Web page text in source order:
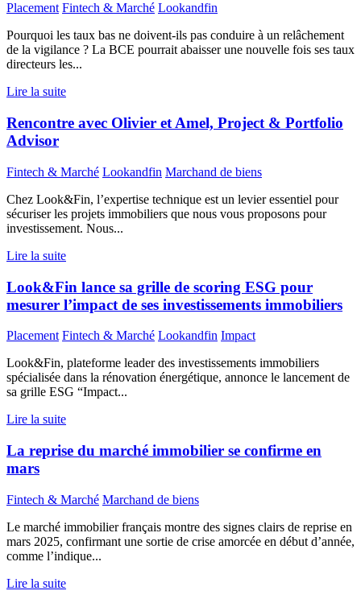
Placement Fintech & Marché Lookandfin
Pourquoi les taux bas ne doivent-ils pas conduire à un relâchement
de la vigilance ? La BCE pourrait abaisser une nouvelle fois ses taux
directeurs les...
Lire la suite
Rencontre avec Olivier et Amel, Project & Portfolio
Advisor
Fintech & Marché Lookandfin Marchand de biens
Chez Look&Fin, l’expertise technique est un levier essentiel pour
sécuriser les projets immobiliers que nous vous proposons pour
investissement. Nous...
Lire la suite
Look&Fin lance sa grille de scoring ESG pour
mesurer l’impact de ses investissements immobiliers
Placement Fintech & Marché Lookandfin Impact
Look&Fin, plateforme leader des investissements immobiliers
spécialisée dans la rénovation énergétique, annonce le lancement de
sa grille ESG “Impact...
Lire la suite
La reprise du marché immobilier se confirme en
mars
Fintech & Marché Marchand de biens
Le marché immobilier français montre des signes clairs de reprise en
mars 2025, confirmant une sortie de crise amorcée en début d’année,
comme l’indique...
Lire la suite